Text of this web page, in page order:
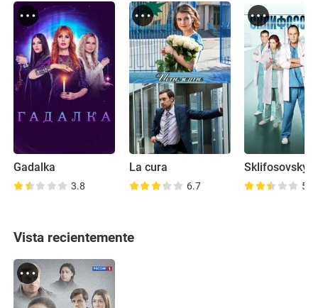
Gadalka
3.8
La cura
6.7
Sklifosovsky
5.5
Vista recientemente